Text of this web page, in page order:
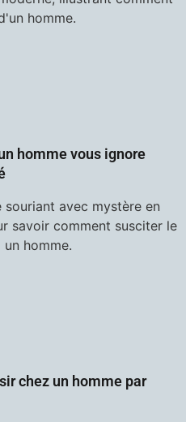
homme vous ignore
chez un homme par